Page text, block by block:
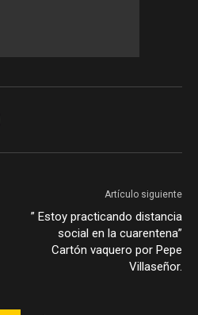
Artículo siguiente
” Estoy practicando distancia
social en la cuarentena”
Cartón vaquero por Pepe
Villaseñor.